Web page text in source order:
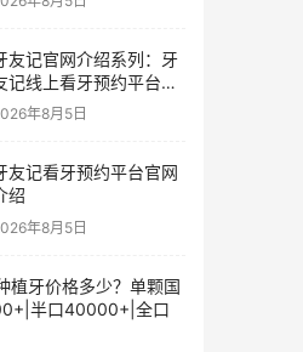
友记官网介绍系列：牙
记线上看牙预约平台的
势在哪里？
年8月5日
友记看牙预约平台官网
绍
年8月5日
植牙价格多少？单颗国
半口40000+|全口